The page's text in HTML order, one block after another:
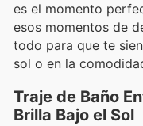
es el momento
esos momentos de
todo para que te
sol o en la
Traje de Baño
Brilla Bajo el Sol